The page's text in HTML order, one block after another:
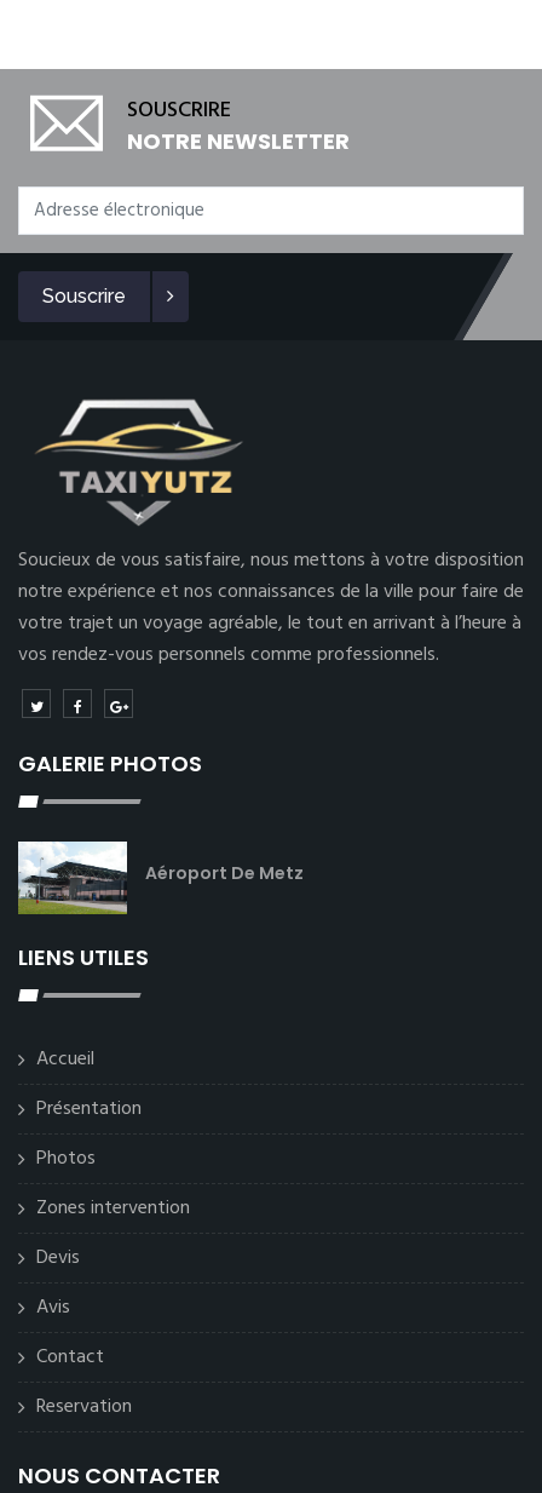
SOUSCRIRE
NOTRE NEWSLETTER
Souscrire
Soucieux de vous satisfaire, nous mettons à votre disposition
notre expérience et nos connaissances de la ville pour faire de
votre trajet un voyage agréable, le tout en arrivant à l’heure à
vos rendez-vous personnels comme professionnels.
GALERIE PHOTOS
Aéroport De Metz
LIENS UTILES
Accueil
Présentation
Photos
Zones intervention
Devis
Avis
Contact
Reservation
NOUS CONTACTER